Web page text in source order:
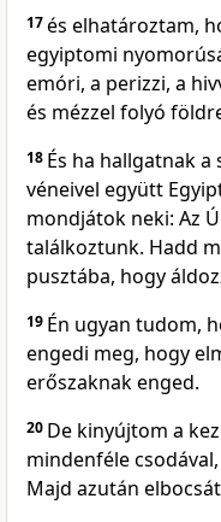
17és elhatároztam,
egyiptomi
emóri, a perizzi, a
és mézzel folyó
18 És ha hallgatnak
véneivel együtt
mondjátok neki: Az
találkoztunk. Hadd
pusztába, hogy
19 Én ugyan tudom,
engedi meg, hogy
erőszaknak enged.
20 De kinyújtom a
mindenféle
Majd azután